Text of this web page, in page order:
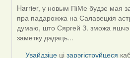
In
reply
to
by
Harrier
Harrier, у новым ПіМе будзе мая
пра падарожжа на Салавецкія
думаю, што Сяргей З. зможа
заметку дадаць...
Увайдзіце цізарэгіструйцеся